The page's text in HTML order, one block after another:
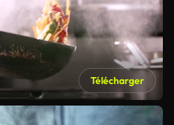
Télécharger